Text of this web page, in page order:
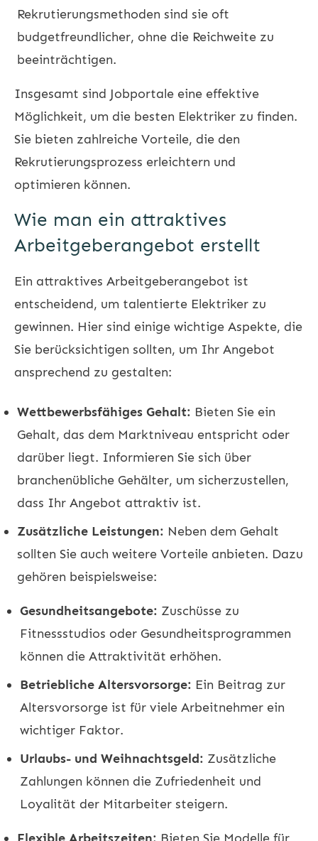
Rekrutierungsmethoden sind sie oft
budgetfreundlicher, ohne die Reichweite zu
beeinträchtigen.
Insgesamt sind Jobportale eine effektive
Möglichkeit, um die besten Elektriker zu finden.
Sie bieten zahlreiche Vorteile, die den
Rekrutierungsprozess erleichtern und
optimieren können.
Wie man ein attraktives
Arbeitgeberangebot erstellt
Ein attraktives Arbeitgeberangebot ist
entscheidend, um talentierte Elektriker zu
gewinnen. Hier sind einige wichtige Aspekte, die
Sie berücksichtigen sollten, um Ihr Angebot
ansprechend zu gestalten:
Wettbewerbsfähiges Gehalt: Bieten Sie ein
Gehalt, das dem Marktniveau entspricht oder
darüber liegt. Informieren Sie sich über
branchenübliche Gehälter, um sicherzustellen,
dass Ihr Angebot attraktiv ist.
Zusätzliche Leistungen: Neben dem Gehalt
sollten Sie auch weitere Vorteile anbieten. Dazu
gehören beispielsweise:
Gesundheitsangebote: Zuschüsse zu
Fitnessstudios oder Gesundheitsprogrammen
können die Attraktivität erhöhen.
Betriebliche Altersvorsorge: Ein Beitrag zur
Altersvorsorge ist für viele Arbeitnehmer ein
wichtiger Faktor.
Urlaubs- und Weihnachtsgeld: Zusätzliche
Zahlungen können die Zufriedenheit und
Loyalität der Mitarbeiter steigern.